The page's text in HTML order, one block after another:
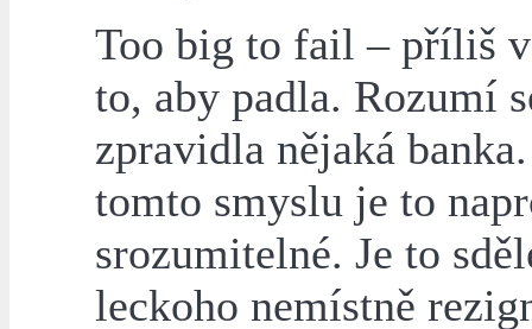
Too big to fail – příliš
to, aby padla. Rozumí
zpravidla nějaká
tomto smyslu je to
srozumitelné. Je to
leckoho nemístně